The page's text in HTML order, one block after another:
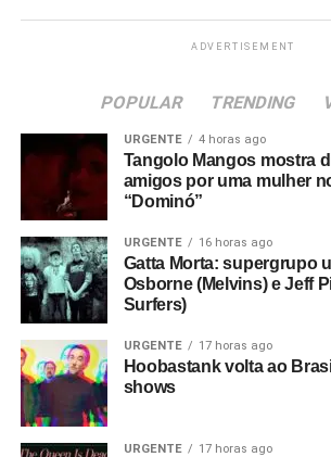
ADVERTISEMENT
POPULAR TRENDING
URGENTE 4 horas ago
Tangolo Mangos mostra
amigos por uma mulher
“Dominó”
URGENTE 16 horas ago
Gatta Morta: supergrupo
Osborne (Melvins) e Jeff
Surfers)
URGENTE 17 horas ago
Hoobastank volta ao
shows
URGENTE 17 horas ago